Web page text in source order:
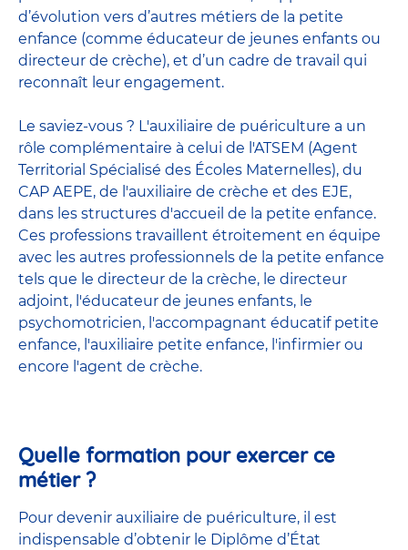
d’évolution vers d’autres métiers de la petite
enfance (comme éducateur de jeunes enfants ou
directeur de crèche), et d’un cadre de travail qui
reconnaît leur engagement.
Le saviez-vous ? L'auxiliaire de puériculture a un
rôle complémentaire à celui de l'ATSEM (Agent
Territorial Spécialisé des Écoles Maternelles), du
CAP AEPE, de l'auxiliaire de crèche et des EJE,
dans les structures d'accueil de la petite enfance.
Ces professions travaillent étroitement en équipe
avec les autres professionnels de la petite enfance
tels que le directeur de la crèche, le directeur
adjoint, l'éducateur de jeunes enfants, le
psychomotricien, l'accompagnant éducatif petite
enfance, l'auxiliaire petite enfance, l'infirmier ou
encore l'agent de crèche.
Quelle formation pour exercer ce
métier ?
Pour devenir auxiliaire de puériculture, il est
indispensable d’obtenir le Diplôme d’État